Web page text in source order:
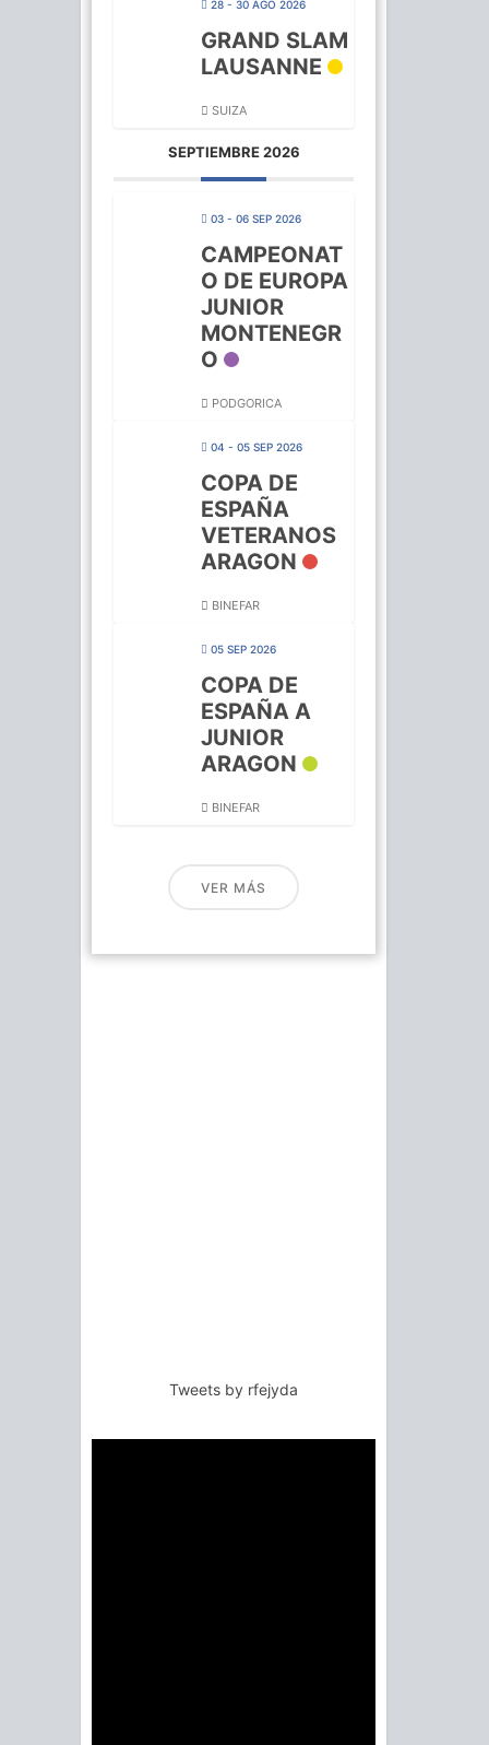
28 - 30 AGO 2026
GRAND SLAM
LAUSANNE
SUIZA
SEPTIEMBRE 2026
03 - 06 SEP 2026
CAMPEONAT
O DE EUROPA
JUNIOR
MONTENEGR
O
PODGORICA
04 - 05 SEP 2026
COPA DE
ESPAÑA
VETERANOS
ARAGON
BINEFAR
05 SEP 2026
COPA DE
ESPAÑA A
JUNIOR
ARAGON
BINEFAR
VER MÁS
Tweets by rfejyda